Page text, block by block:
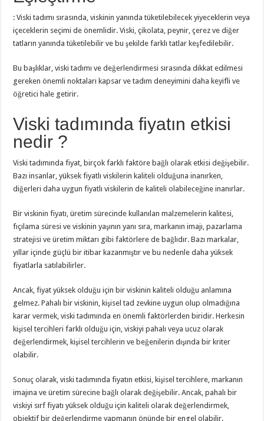
: Viski tadımı sırasında, viskinin yanında tüketilebilecek yiyeceklerin veya
içeceklerin seçimi de önemlidir. Viski, çikolata, peynir, çerez ve diğer
tatların yanında tüketilebilir ve bu şekilde farklı tatlar keşfedilebilir.
Bu başlıklar, viski tadımı ve değerlendirmesi sırasında dikkat edilmesi
gereken önemli noktaları kapsar ve tadım deneyimini daha keyifli ve
öğretici hale getirir.
Viski tadımında fiyatın etkisi
nedir ?
Viski tadımında fiyat, birçok farklı faktöre bağlı olarak etkisi değişebilir.
Bazı insanlar, yüksek fiyatlı viskilerin kaliteli olduğuna inanırken,
diğerleri daha uygun fiyatlı viskilerin de kaliteli olabileceğine inanırlar.
Bir viskinin fiyatı, üretim sürecinde kullanılan malzemelerin kalitesi,
fıçılama süresi ve viskinin yaşının yanı sıra, markanın imajı, pazarlama
stratejisi ve üretim miktarı gibi faktörlere de bağlıdır. Bazı markalar,
yıllar içinde güçlü bir itibar kazanmıştır ve bu nedenle daha yüksek
fiyatlarla satılabilirler.
Ancak, fiyat yüksek olduğu için bir viskinin kaliteli olduğu anlamına
gelmez. Pahalı bir viskinin, kişisel tad zevkine uygun olup olmadığına
karar vermek, viski tadımında en önemli faktörlerden biridir. Herkesin
kişisel tercihleri farklı olduğu için, viskiyi pahalı veya ucuz olarak
değerlendirmek, kişisel tercihlerin ve beğenilerin dışında bir kriter
olabilir.
Sonuç olarak, viski tadımında fiyatın etkisi, kişisel tercihlere, markanın
imajına ve üretim sürecine bağlı olarak değişebilir. Ancak, pahalı bir
viskiyi sırf fiyatı yüksek olduğu için kaliteli olarak değerlendirmek,
objektif bir değerlendirme yapmanın önünde bir engel olabilir.